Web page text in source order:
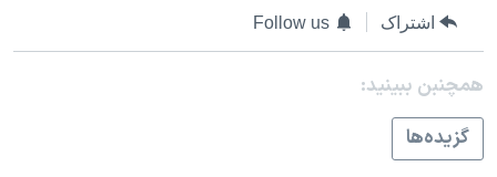
نرگس محمدی برنده جایزه نوبل صلح
همایش محافظه‌کاران آمریکا «سی‌پک»
صفحه‌های ویژه
سفر پرزیدنت ترامپ به چین
اشتراک Follow us
همچنبن ببینید:
گزيده‌ها